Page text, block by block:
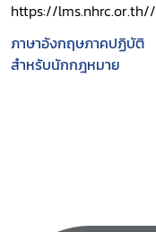
ภาษาอังกฤษภาคปฏิบัติ
สำหรับนักกฎหมาย